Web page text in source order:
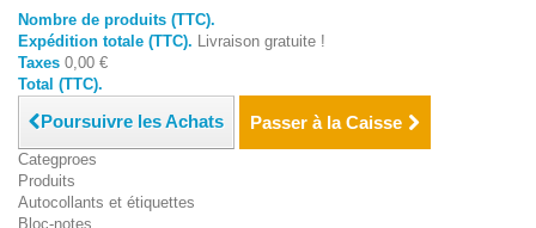
Nombre de produits (TTC).
Expédition totale (TTC). Livraison gratuite !
Taxes 0,00 €
Total (TTC).
Poursuivre les Achats Passer à la Caisse
Categproes
Produits
Autocollants et étiquettes
Bloc-notes